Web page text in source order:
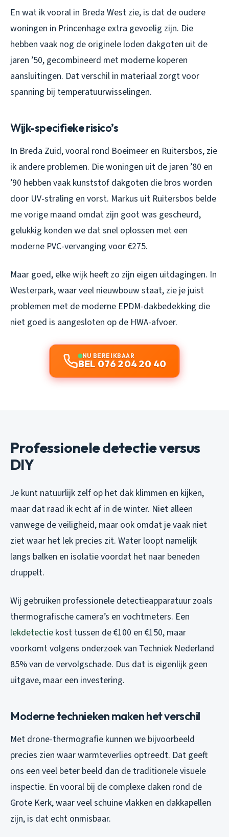
En wat ik vooral in Breda West zie, is dat de oudere
woningen in Princenhage extra gevoelig zijn. Die
hebben vaak nog de originele loden dakgoten uit de
jaren ’50, gecombineerd met moderne koperen
aansluitingen. Dat verschil in materiaal zorgt voor
spanning bij temperatuurwisselingen.
Wijk-specifieke risico’s
In Breda Zuid, vooral rond Boeimeer en Ruitersbos, zie
ik andere problemen. Die woningen uit de jaren ’80 en
’90 hebben vaak kunststof dakgoten die bros worden
door UV-straling en vorst. Markus uit Ruitersbos belde
me vorige maand omdat zijn goot was gescheurd,
gelukkig konden we dat snel oplossen met een
moderne PVC-vervanging voor €275.
Maar goed, elke wijk heeft zo zijn eigen uitdagingen. In
Westerpark, waar veel nieuwbouw staat, zie je juist
problemen met de moderne EPDM-dakbedekking die
niet goed is aangesloten op de HWA-afvoer.
NU BEREIKBAAR
BEL 076 204 20 40
Professionele detectie versus
DIY
Je kunt natuurlijk zelf op het dak klimmen en kijken,
maar dat raad ik echt af in de winter. Niet alleen
vanwege de veiligheid, maar ook omdat je vaak niet
ziet waar het lek precies zit. Water loopt namelijk
langs balken en isolatie voordat het naar beneden
druppelt.
Wij gebruiken professionele detectieapparatuur zoals
thermografische camera’s en vochtmeters. Een
lekdetectie kost tussen de €100 en €150, maar
voorkomt volgens onderzoek van Techniek Nederland
85% van de vervolgschade. Dus dat is eigenlijk geen
uitgave, maar een investering.
Moderne technieken maken het verschil
Met drone-thermografie kunnen we bijvoorbeeld
precies zien waar warmteverlies optreedt. Dat geeft
ons een veel beter beeld dan de traditionele visuele
inspectie. En vooral bij de complexe daken rond de
Grote Kerk, waar veel schuine vlakken en dakkapellen
zijn, is dat echt onmisbaar.